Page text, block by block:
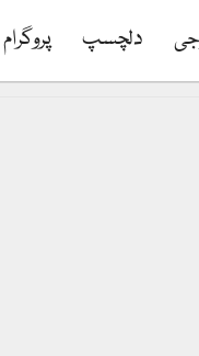
دلچسپ پروگرام